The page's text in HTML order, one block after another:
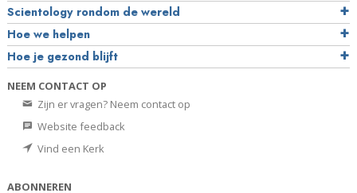
Scientology rondom de wereld
Hoe we helpen
Hoe je gezond blijft
NEEM CONTACT OP
Zijn er vragen? Neem contact op
Website feedback
Vind een Kerk
ABONNEREN